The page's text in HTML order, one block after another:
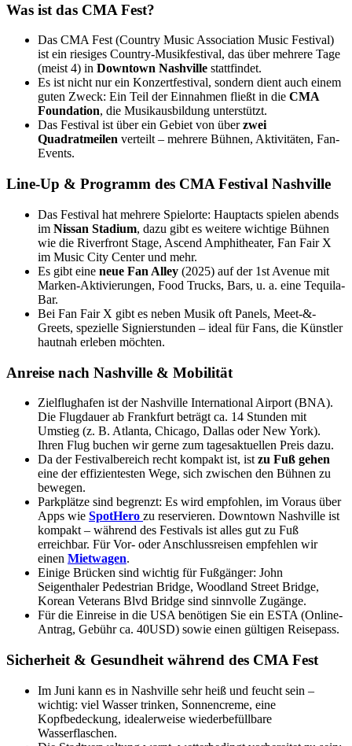
Was ist das CMA Fest?
Das CMA Fest (Country Music Association Music Festival)
ist ein riesiges Country-Musikfestival, das über mehrere Tage
(meist 4) in Downtown Nashville stattfindet.
Es ist nicht nur ein Konzertfestival, sondern dient auch einem
guten Zweck: Ein Teil der Einnahmen fließt in die CMA
Foundation, die Musikausbildung unterstützt.
Das Festival ist über ein Gebiet von überzwei
Quadratmeilen verteilt – mehrere Bühnen, Aktivitäten, Fan-
Events.
Line-Up & Programm des CMA Festival Nashville
Das Festival hat mehrere Spielorte: Hauptacts spielen abends
im Nissan Stadium, dazu gibt es weitere wichtige Bühnen
wie die Riverfront Stage, Ascend Amphitheater, Fan Fair X
im Music City Center und mehr.
Es gibt eine neue Fan Alley (2025) auf der 1st Avenue mit
Marken-Aktivierungen, Food Trucks, Bars, u. a. eine Tequila-
Bar.
Bei Fan Fair X gibt es neben Musik oft Panels, Meet-&-
Greets, spezielle Signierstunden – ideal für Fans, die Künstler
hautnah erleben möchten.
Anreise nach Nashville & Mobilität
Zielflughafen ist der Nashville International Airport (BNA).
Die Flugdauer ab Frankfurt beträgt ca. 14 Stunden mit
Umstieg (z. B. Atlanta, Chicago, Dallas oder New York).
Ihren Flug buchen wir gerne zum tagesaktuellen Preis dazu.
Da der Festivalbereich recht kompakt ist, ist zu Fuß gehen
eine der effizientesten Wege, sich zwischen den Bühnen zu
bewegen.
Parkplätze sind begrenzt: Es wird empfohlen, im Voraus über
Apps wie SpotHero zu reservieren. Downtown Nashville ist
kompakt – während des Festivals ist alles gut zu Fuß
erreichbar. Für Vor- oder Anschlussreisen empfehlen wir
einen Mietwagen.
Einige Brücken sind wichtig für Fußgänger: John
Seigenthaler Pedestrian Bridge, Woodland Street Bridge,
Korean Veterans Blvd Bridge sind sinnvolle Zugänge.
Für die Einreise in die USA benötigen Sie ein ESTA (Online-
Antrag, Gebühr ca. 40USD) sowie einen gültigen Reisepass.
Sicherheit & Gesundheit während des CMA Fest
Im Juni kann es in Nashville sehr heiß und feucht sein –
wichtig: viel Wasser trinken, Sonnencreme, eine
Kopfbedeckung, idealerweise wiederbefüllbare
Wasserflaschen.